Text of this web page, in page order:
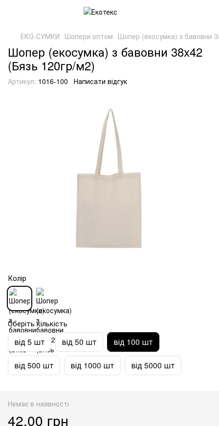
ЕКО-СУМКИ Шопери оптом Шопер (екосумка) з бавовни
Шопер (екосумка) з бавовни 38x42
(Бязь 120гр/м2)
Артикул: 1016-100 Написати відгук
Колір
Оберіть кількість
від 5 шт від 50 шт від 100 шт
від 500 шт від 1000 шт від 5000 шт
Немає в наявності
42.00 грн